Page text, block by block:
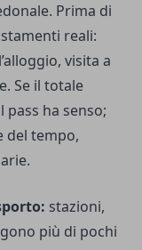
Prima di
reali:
visita a
Se il totale
ha senso;
del tempo,
stazioni,
più di pochi